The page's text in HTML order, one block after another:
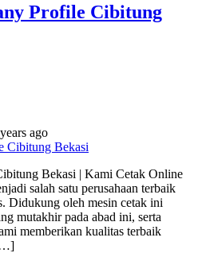
Profile Cibitung
ago
Bekasi | Kami Cetak Online
salah satu perusahaan terbaik
Didukung oleh mesin cetak ini
mutakhir pada abad ini, serta
memberikan kualitas terbaik